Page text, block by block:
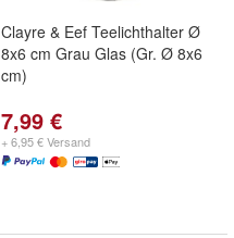
Clayre & Eef Teelichthalter Ø
8x6 cm Grau Glas (Gr. Ø 8x6
cm)
7,99 €
+ 6,95 € Versand